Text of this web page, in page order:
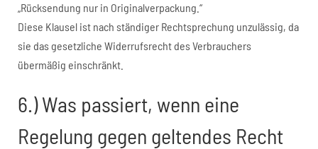
„Rücksendung nur in Originalverpackung.“
Diese Klausel ist nach ständiger Rechtsprechung unzulässig, da
sie das gesetzliche Widerrufsrecht des Verbrauchers
übermäßig einschränkt.
6.) Was passiert, wenn eine
Regelung gegen geltendes Recht